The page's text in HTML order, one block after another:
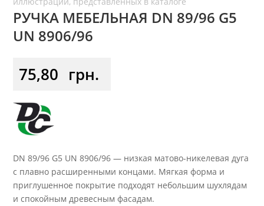
РУЧКА МЕБЕЛЬНАЯ DN 89/96 G5
UN 8906/96
75,80 грн.
DN 89/96 G5 UN 8906/96 — низкая матово-никелевая дуга
с плавно расширенными концами. Мягкая форма и
приглушенное покрытие подходят небольшим шухлядам
и спокойным древесным фасадам.